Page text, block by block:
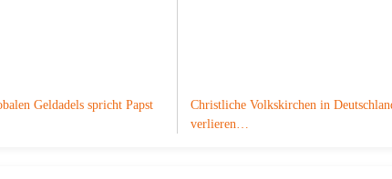
Geldadels spricht Papst
Christliche Volkskirchen in
verlieren…